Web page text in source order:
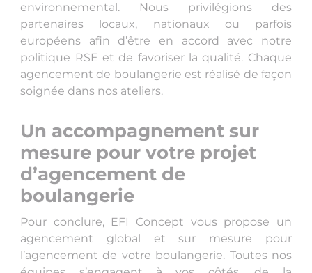
environnemental. Nous privilégions des
partenaires locaux, nationaux ou parfois
européens afin d’être en accord avec notre
politique RSE et de favoriser la qualité. Chaque
agencement de boulangerie est réalisé de façon
soignée dans nos ateliers.
Un accompagnement sur
mesure pour votre projet
d’agencement de
boulangerie
Pour conclure, EFI Concept vous propose un
agencement global et sur mesure pour
l’agencement de votre boulangerie. Toutes nos